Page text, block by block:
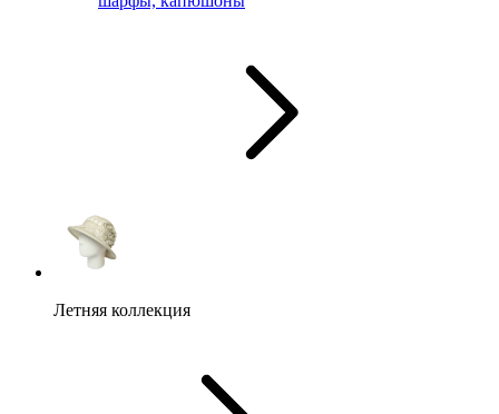
Летняя коллекция